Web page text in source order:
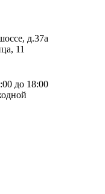
д.37а
11
до 18:00